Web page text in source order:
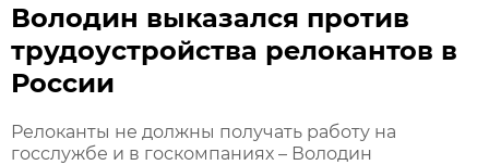
Володин выказался против
трудоустройства релокантов в
России
Релоканты не должны получать работу на
госслужбе и в госкомпаниях – Володин